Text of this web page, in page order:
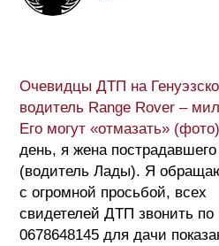
Очевидцы ДТП на
водитель Range Rover –
Его могут «отмазать» (фото)
день, я жена
(водитель Лады). Я
с огромной просьбой, всех
свидетелей ДТП звонить по
0678648145 для дачи